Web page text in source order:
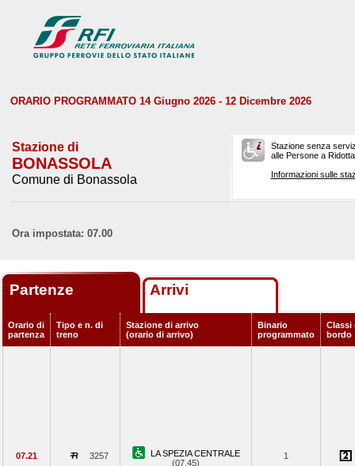
ORARIO PROGRAMMATO 14 Giugno 2026 - 12 Dicembre 2026
Stazione di
BONASSOLA
Comune di Bonassola
Stazione senza
alle Persone a
Informazioni sulle
Ora impostata: 07.00
Partenze Arrivi
Orario di
partenza
Tipo e n. di
treno
Stazione di arrivo
(orario di arrivo)
Binario
programmato
Classi
bordo
07.21 3257
LA SPEZIA CENTRALE
(07.45)
1